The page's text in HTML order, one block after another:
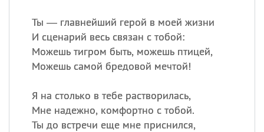
Ты — главнейший герой в моей жизни
И сценарий весь связан с тобой:
Можешь тигром быть, можешь птицей,
Можешь самой бредовой мечтой!
Я на столько в тебе растворилась,
Мне надежно, комфортно с тобой.
Ты до встречи еще мне приснился,